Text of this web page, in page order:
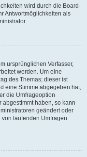
wird durch die Board-
Antwortmöglichkeiten als
ursprünglichen Verfasser,
werden. Um eine
des Themas; dieser ist
eine Stimme abgegeben hat,
die Umfrageoption
haben, so kann
geändert oder
laufenden Umfragen